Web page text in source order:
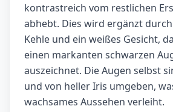
kontrastreich vom restlichen
abhebt. Dies wird ergänzt
Kehle und ein weißes Gesicht,
einen markanten schwarzen
auszeichnet. Die Augen selbst
und von heller Iris umgeben,
wachsames Aussehen verleiht.